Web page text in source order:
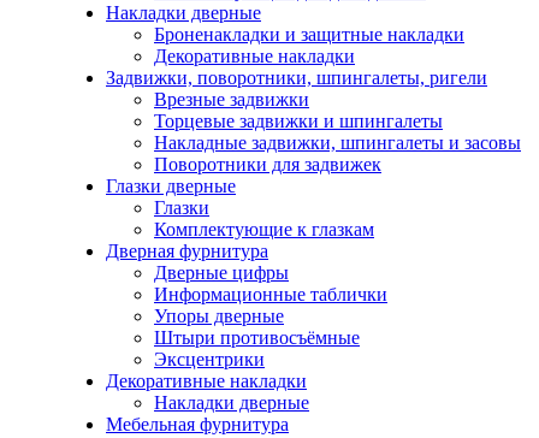
Накладки дверные
Броненакладки и защитные накладки
Декоративные накладки
Задвижки, поворотники, шпингалеты, ригели
Врезные задвижки
Торцевые задвижки и шпингалеты
Накладные задвижки, шпингалеты и засовы
Поворотники для задвижек
Глазки дверные
Глазки
Комплектующие к глазкам
Дверная фурнитура
Дверные цифры
Информационные таблички
Упоры дверные
Штыри противосъёмные
Эксцентрики
Декоративные накладки
Накладки дверные
Мебельная фурнитура